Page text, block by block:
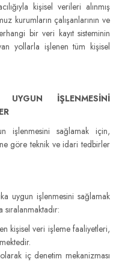
kişisel verileri alınmış
kurumların çalışanlarının ve
bir veri kayıt sisteminin
yollarla işlenen tüm kişisel
UYGUN İŞLENMESİNİ
işlenmesini sağlamak için,
göre teknik ve idari tedbirler
uygun işlenmesini sağlamak
kişisel veri işleme faaliyetleri,
iç denetim mekanizması